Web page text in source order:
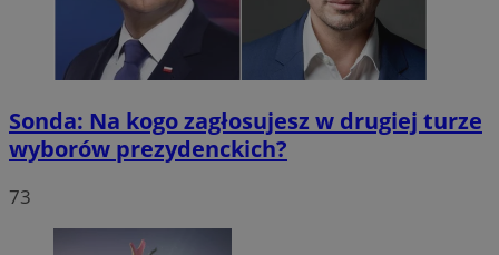
Sonda: Na kogo zagłosujesz w drugiej turze
wyborów prezydenckich?
73